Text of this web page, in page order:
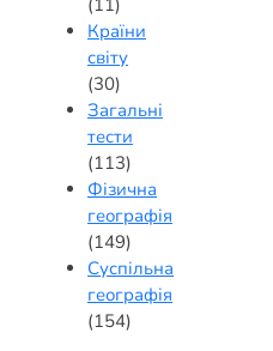
Країни
світу
(30)
Загальні
тести
(113)
Фізична
географія
(149)
Суспільна
географія
(154)